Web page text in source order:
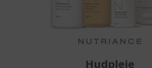
Hudpleie